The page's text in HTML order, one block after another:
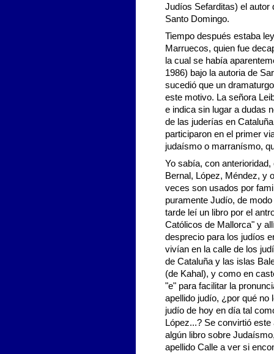
Judíos Sefarditas) el autor
Santo Domingo.
Tiempo después estaba
Marruecos, quien fue
la cual se había
1986) bajo la autoria de
sucedió que un
este motivo. La señora
e indica sin lugar a dudas
de las juderías en
participaron en el primer
judaísmo o marranísmo,
Yo sabía, con
Bernal, López, Méndez, y
veces son usados por
puramente Judío, de
tarde leí un libro por el
Católicos de Mallorca" y
desprecio para los judíos
vivían en la calle de los
de Cataluña y las islas
(de Kahal), y como en
"e" para facilitar la
apellido judío, ¿por qué no
judío de hoy en día tal
López...? Se convirtió
algún libro sobre
apellido Calle a ver si